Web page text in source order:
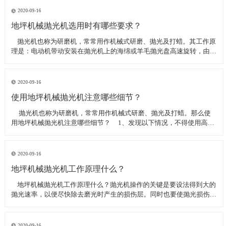
地坪工程处理的必备设
2020-09-16
地坪机械抛光机选用时有哪些要求？
​ 抛光机也称为研磨机，常常用作机械式研磨、抛光及打蜡。其工作原
理是：电动机带动安装在抛光机上的海绵或羊毛抛光盘高速旋转，由于
求？
2020-09-16
使用地坪机械抛光机注意哪些细节？
​ 抛光机也称为研磨机，常常用作机械式研磨、抛光及打蜡。那么使
用地坪机械抛光机注意哪些细节？ 1、发现以下情况，不得使用高速
2020-09-16
地坪机械抛光机工作原理什么？
​ 地坪机械抛光机工作原理什么？抛光机操作的关键是要设法得到大的
抛光速率，以便尽快除去磨光时产生的损伤层。同时也要使抛光损伤层
较深；后者要求使用最细的